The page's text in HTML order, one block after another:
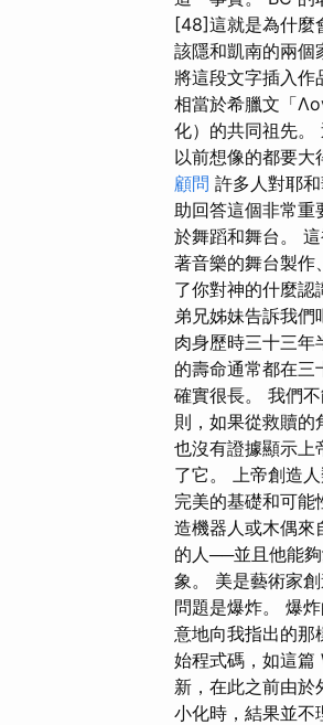
[48]這就是為什麼
該隱和凱南的兩
將這段文字插入作
相當於希臘文「
化）的共同祖先。
以前想像的都要大
顧問 許多人對耶
助回答這個非常
於舞蹈和舞台。
著音樂的舞台製作
了你對神的什麼
弟兄姊妹告訴我
肉身歷時三十三年
的壽命通常都在
確實很長。 我們
則，如果從救贖的
也沒有證據顯示上
了它。 上帝創造
完美的基礎和可能
造機器人或木偶來
的人──並且他能
象。 美是藝術家
問題是爆炸。 爆
意地向我指出的
始程式碼，如這
新，在此之前由
小化時，結果並不